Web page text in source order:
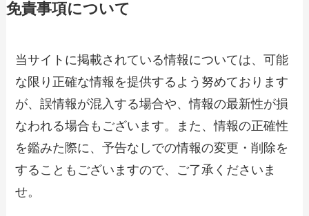
免責事項について
当サイトに掲載されている情報については、可能
な限り正確な情報を提供するよう努めております
が、誤情報が混入する場合や、情報の最新性が損
なわれる場合もございます。また、情報の正確性
を鑑みた際に、予告なしでの情報の変更・削除を
することもございますので、ご了承くださいま
せ。